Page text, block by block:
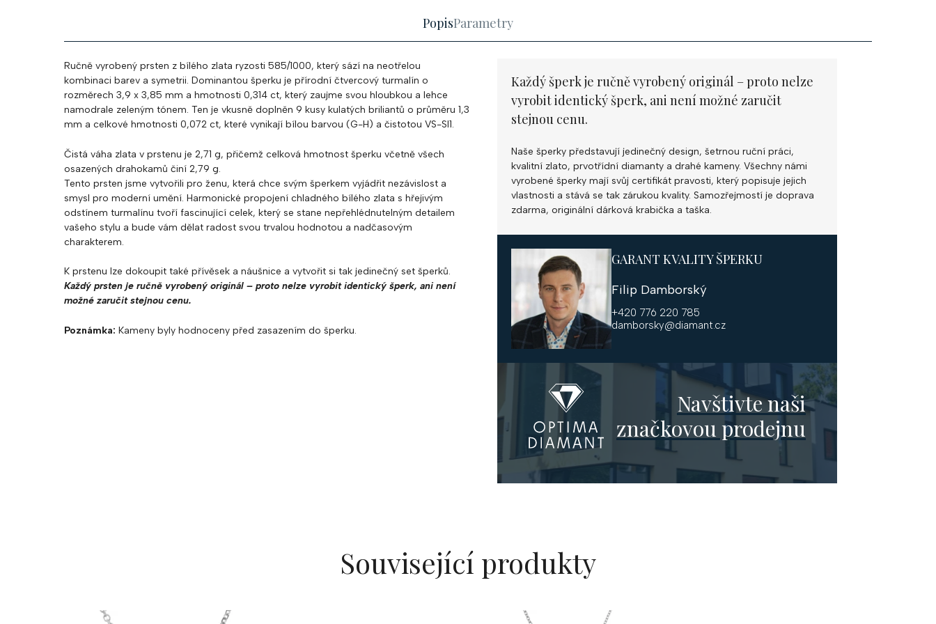
PopisParametry
Ručně vyrobený prsten z bílého zlata ryzosti 585/1000, který sází na neotřelou
kombinaci barev a symetrii. Dominantou šperku je přírodní čtvercový turmalín o
rozměrech 3,9 x 3,85 mm a hmotnosti 0,314 ct, který zaujme svou hloubkou a lehce
namodrale zeleným tónem. Ten je vkusně doplněn 9 kusy kulatých briliantů o průměru 1,3
mm a celkové hmotnosti 0,072 ct, které vynikají bílou barvou (G-H) a čistotou VS-SI1.
Čistá váha zlata v prstenu je 2,71 g, přičemž celková hmotnost šperku včetně všech
osazených drahokamů činí 2,79 g.
Tento prsten jsme vytvořili pro ženu, která chce svým šperkem vyjádřit nezávislost a
smysl pro moderní umění. Harmonické propojení chladného bílého zlata s hřejivým
odstínem turmalínu tvoří fascinující celek, který se stane nepřehlédnutelným detailem
vašeho stylu a bude vám dělat radost svou trvalou hodnotou a nadčasovým
charakterem.
K prstenu lze dokoupit také přívěsek a náušnice a vytvořit si tak jedinečný set šperků.
Každý prsten je ručně vyrobený originál – proto nelze vyrobit identický šperk, ani není
možné zaručit stejnou cenu.
Poznámka: Kameny byly hodnoceny před zasazením do šperku.
Každý šperk je ručně vyrobený originál – proto nelze
vyrobit identický šperk, ani není možné zaručit
stejnou cenu.
Naše šperky představují jedinečný design, šetrnou ruční práci,
kvalitní zlato, prvotřídní diamanty a drahé kameny. Všechny námi
vyrobené šperky mají svůj certifikát pravosti, který popisuje jejich
vlastnosti a stává se tak zárukou kvality. Samozřejmostí je doprava
zdarma, originální dárková krabička a taška.
GARANT KVALITY ŠPERKU
Filip Damborský
+420 776 220 785
damborsky@diamant.cz
Navštivte naši
značkovou prodejnu
Související produkty